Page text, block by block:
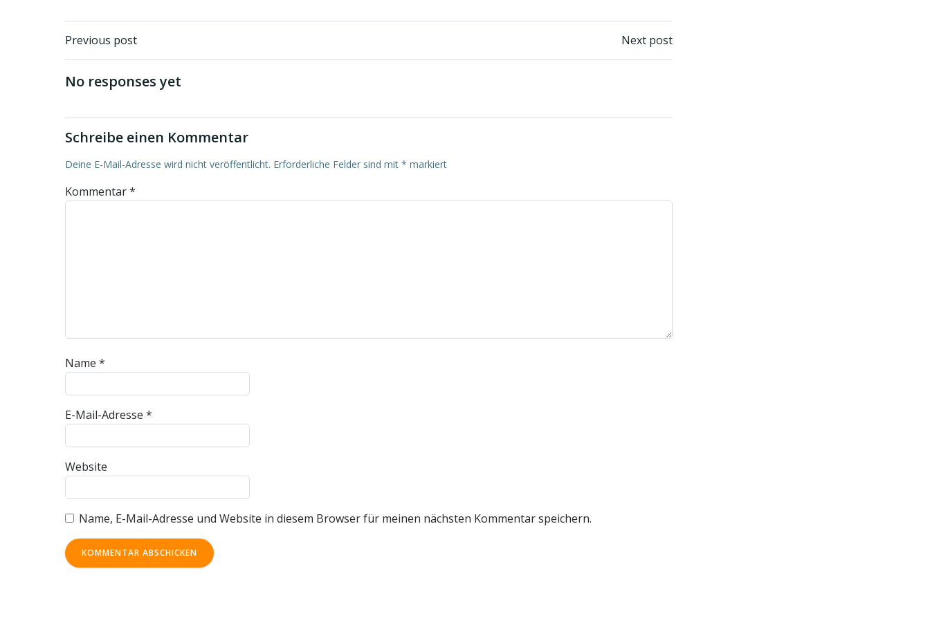
Beitragsnavigation
Previous post BeitragsnavigationNext post
No responses yet
Schreibe einen Kommentar
Deine E-Mail-Adresse wird nicht veröffentlicht. Erforderliche Felder sind mit * markiert
Kommentar*
Name *
E-Mail-Adresse *
Website
Name, E-Mail-Adresse und Website in diesem Browser für meinen nächsten Kommentar speichern.